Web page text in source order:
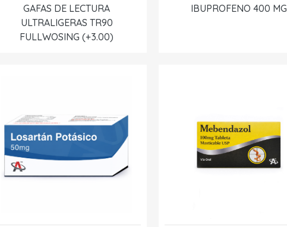
GAFAS DE LECTURA
ULTRALIGERAS TR90
FULLWOSING (+3.00)
IBUPROFENO 400 MG